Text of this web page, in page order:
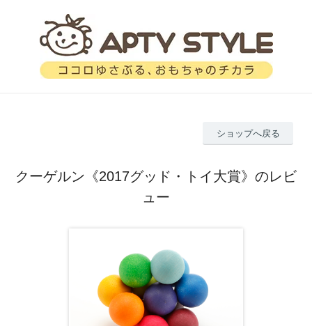
ショップへ戻る
クーゲルン《2017グッド・トイ大賞》のレビ
ュー